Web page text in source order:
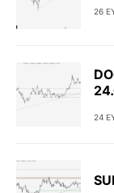
26
24